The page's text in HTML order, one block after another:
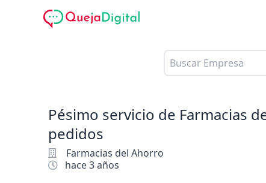
Pésimo servicio de Farmacias
pedidos
Farmacias del Ahorro
hace 3 años